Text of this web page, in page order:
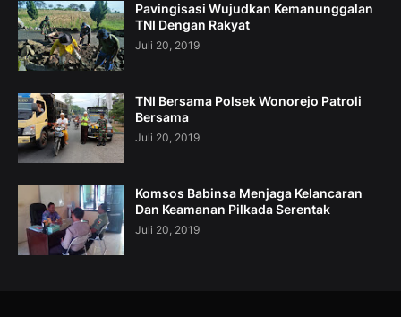
Pavingisasi Wujudkan Kemanunggalan
TNI Dengan Rakyat
Juli 20, 2019
TNI Bersama Polsek Wonorejo Patroli
Bersama
Juli 20, 2019
Komsos Babinsa Menjaga Kelancaran
Dan Keamanan Pilkada Serentak
Juli 20, 2019